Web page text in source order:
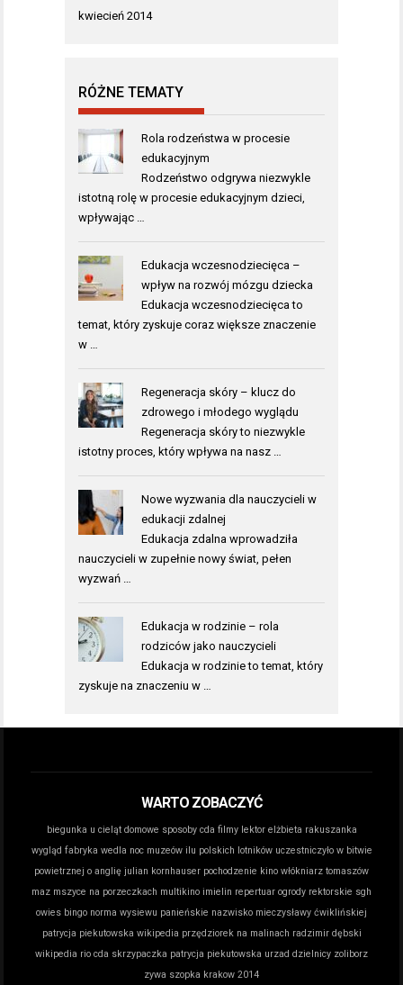
kwiecień 2014
RÓŻNE TEMATY
Rola rodzeństwa w procesie
edukacyjnym
Rodzeństwo odgrywa niezwykle
istotną rolę w procesie edukacyjnym dzieci,
wpływając …
Edukacja wczesnodziecięca –
wpływ na rozwój mózgu dziecka
Edukacja wczesnodziecięca to
temat, który zyskuje coraz większe znaczenie
w …
Regeneracja skóry – klucz do
zdrowego i młodego wyglądu
Regeneracja skóry to niezwykle
istotny proces, który wpływa na nasz …
Nowe wyzwania dla nauczycieli w
edukacji zdalnej
Edukacja zdalna wprowadziła
nauczycieli w zupełnie nowy świat, pełen
wyzwań …
Edukacja w rodzinie – rola
rodziców jako nauczycieli
Edukacja w rodzinie to temat, który
zyskuje na znaczeniu w …
WARTO ZOBACZYĆ
biegunka u cieląt domowe sposoby cda filmy lektor elżbieta rakuszanka
wygląd fabryka wedla noc muzeów ilu polskich lotników uczestniczyło w bitwie
powietrznej o anglię julian kornhauser pochodzenie kino włókniarz tomaszów
maz mszyce na porzeczkach multikino imielin repertuar ogrody rektorskie sgh
owies bingo norma wysiewu panieńskie nazwisko mieczysławy ćwiklińskiej
patrycja piekutowska wikipedia przędziorek na malinach radzimir dębski
wikipedia rio cda skrzypaczka patrycja piekutowska urzad dzielnicy zoliborz
zywa szopka krakow 2014